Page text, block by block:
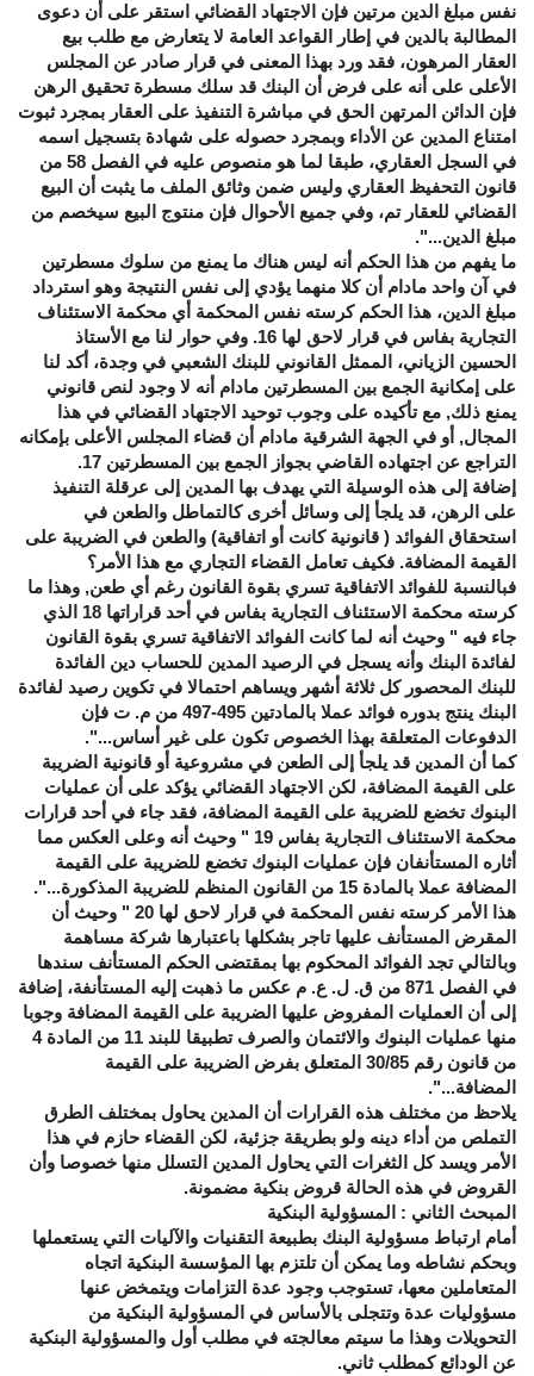
نفس مبلغ الدين مرتين فإن الاجتهاد القضائي استقر على أن دعوى
المطالبة بالدين في إطار القواعد العامة لا يتعارض مع طلب بيع
العقار المرهون، فقد ورد بهذا المعنى في قرار صادر عن المجلس
الأعلى على أنه على فرض أن البنك قد سلك مسطرة تحقيق الرهن
فإن الدائن المرتهن الحق في مباشرة التنفيذ على العقار بمجرد ثبوت
امتناع المدين عن الأداء وبمجرد حصوله على شهادة بتسجيل اسمه
في السجل العقاري، طبقا لما هو منصوص عليه في الفصل 58 من
قانون التحفيظ العقاري وليس ضمن وثائق الملف ما يثبت أن البيع
القضائي للعقار تم، وفي جميع الأحوال فإن منتوج البيع سيخصم من
مبلغ الدين...".
ما يفهم من هذا الحكم أنه ليس هناك ما يمنع من سلوك مسطرتين
في آن واحد مادام أن كلا منهما يؤدي إلى نفس النتيجة وهو استرداد
مبلغ الدين، هذا الحكم كرسته نفس المحكمة أي محكمة الاستئناف
التجارية بفاس في قرار لاحق لها 16. وفي حوار لنا مع الأستاذ
الحسين الزياني، الممثل القانوني للبنك الشعبي في وجدة، أكد لنا
على إمكانية الجمع بين المسطرتين مادام أنه لا وجود لنص قانوني
يمنع ذلك, مع تأكيده على وجوب توحيد الاجتهاد القضائي في هذا
المجال, أو في الجهة الشرقية مادام أن قضاء المجلس الأعلى بإمكانه
التراجع عن اجتهاده القاضي بجواز الجمع بين المسطرتين 17.
إضافة إلى هذه الوسيلة التي يهدف بها المدين إلى عرقلة التنفيذ
على الرهن، قد يلجأ إلى وسائل أخرى كالتماطل والطعن في
استحقاق الفوائد ( قانونية كانت أو اتفاقية) والطعن في الضريبة على
القيمة المضافة. فكيف تعامل القضاء التجاري مع هذا الأمر؟
فبالنسبة للفوائد الاتفاقية تسري بقوة القانون رغم أي طعن, وهذا ما
كرسته محكمة الاستئناف التجارية بفاس في أحد قراراتها 18 الذي
جاء فيه " وحيث أنه لما كانت الفوائد الاتفاقية تسري بقوة القانون
لفائدة البنك وأنه يسجل في الرصيد المدين للحساب دين الفائدة
للبنك المحصور كل ثلاثة أشهر ويساهم احتمالا في تكوين رصيد لفائدة
البنك ينتج بدوره فوائد عملا بالمادتين 495-497 من م. ت فإن
الدفوعات المتعلقة بهذا الخصوص تكون على غير أساس...".
كما أن المدين قد يلجأ إلى الطعن في مشروعية أو قانونية الضريبة
على القيمة المضافة، لكن الاجتهاد القضائي يؤكد على أن عمليات
البنوك تخضع للضريبة على القيمة المضافة، فقد جاء في أحد قرارات
محكمة الاستئناف التجارية بفاس 19 " وحيث أنه وعلى العكس مما
أثاره المستأنفان فإن عمليات البنوك تخضع للضريبة على القيمة
المضافة عملا بالمادة 15 من القانون المنظم للضريبة المذكورة...".
هذا الأمر كرسته نفس المحكمة في قرار لاحق لها 20 " وحيث أن
المقرض المستأنف عليها تاجر بشكلها باعتبارها شركة مساهمة
وبالتالي تجد الفوائد المحكوم بها بمقتضى الحكم المستأنف سندها
في الفصل 871 من ق. ل. ع. م عكس ما ذهبت إليه المستأنفة، إضافة
إلى أن العمليات المفروض عليها الضريبة على القيمة المضافة وجوبا
منها عمليات البنوك والائتمان والصرف تطبيقا للبند 11 من المادة 4
من قانون رقم 30/85 المتعلق بفرض الضريبة على القيمة
المضافة...".
يلاحظ من مختلف هذه القرارات أن المدين يحاول بمختلف الطرق
التملص من أداء دينه ولو بطريقة جزئية، لكن القضاء حازم في هذا
الأمر ويسد كل الثغرات التي يحاول المدين التسلل منها خصوصا وأن
القروض في هذه الحالة قروض بنكية مضمونة.
المبحث الثاني : المسؤولية البنكية
أمام ارتباط مسؤولية البنك بطبيعة التقنيات والآليات التي يستعملها
وبحكم نشاطه وما يمكن أن تلتزم بها المؤسسة البنكية اتجاه
المتعاملين معها، تستوجب وجود عدة التزامات ويتمخض عنها
مسؤوليات عدة وتتجلى بالأساس في المسؤولية البنكية من
التحويلات وهذا ما سيتم معالجته في مطلب أول والمسؤولية البنكية
عن الودائع كمطلب ثاني.